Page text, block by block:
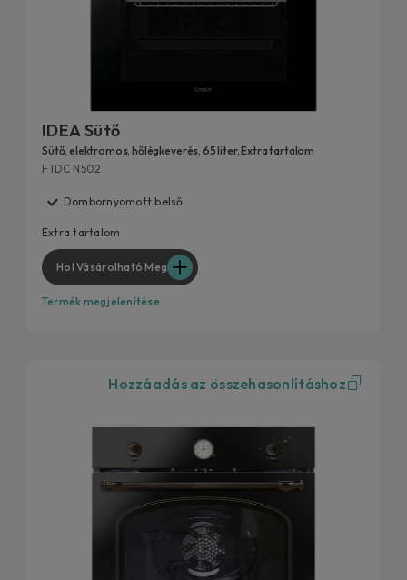
IDEA Sütő
Sütő, elektromos, hőlégkeverés, 65 liter, Extra tartalom
F IDC N502
Dombornyomott belső
Extra tartalom
Hol Vásárolható Meg
Termék megjelenítése
Hozzáadás az összehasonlításhoz